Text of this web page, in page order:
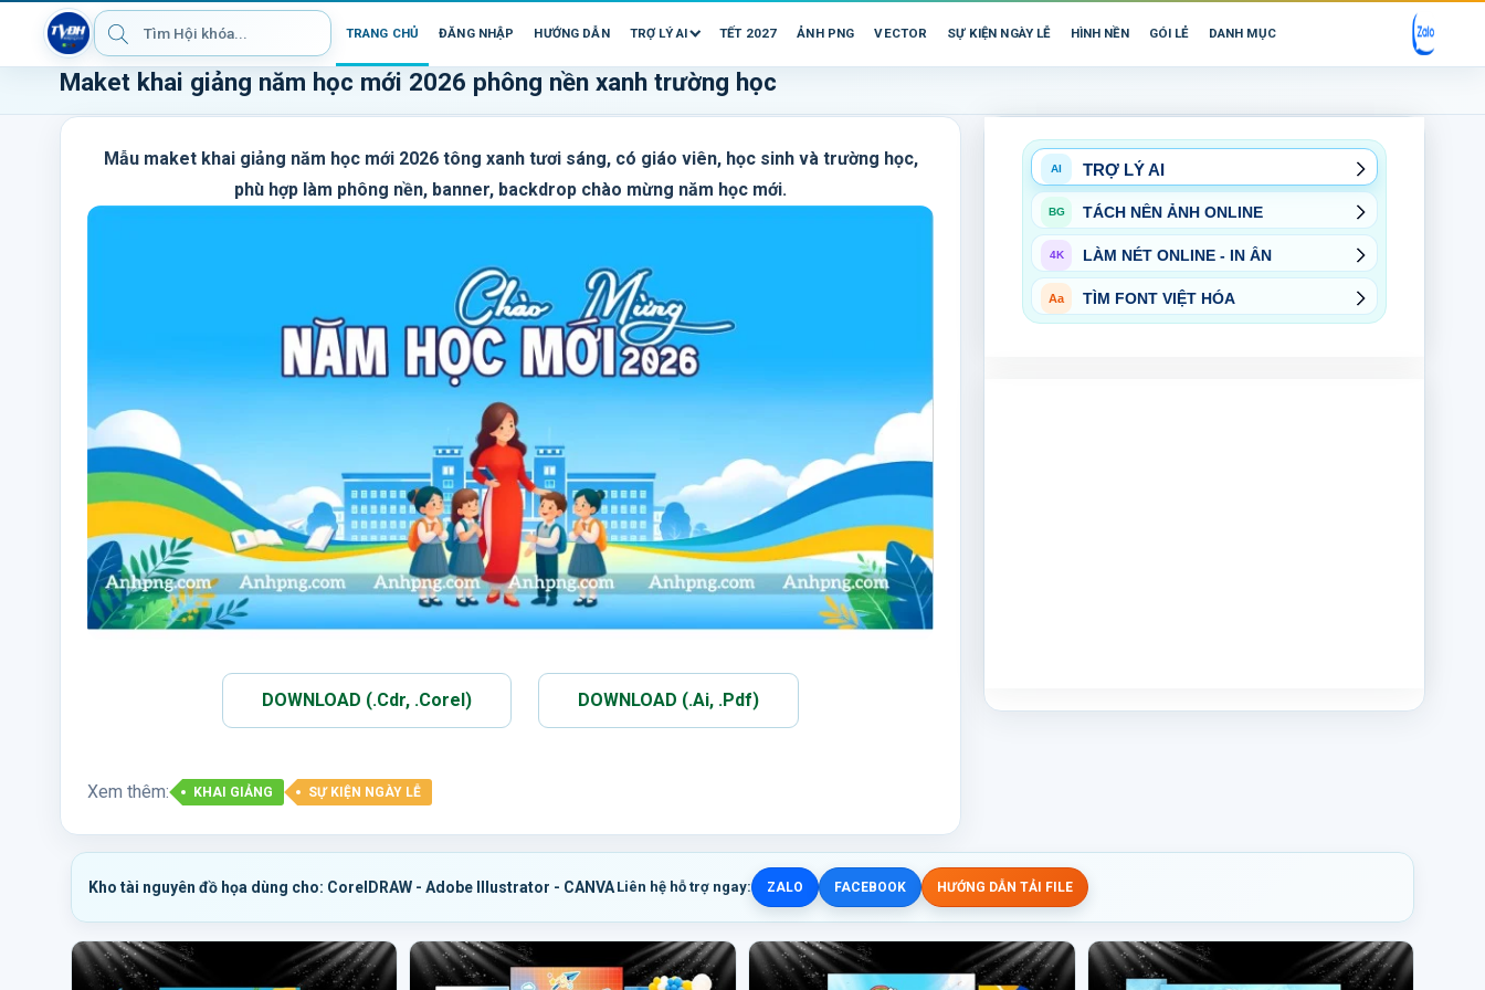
TRANG CHỦ ĐĂNG NHẬP HƯỚNG DẪN TRỢ LÝ AI TẾT 2027 ẢNH PNG VECTOR SỰ KIỆN NGÀY LỄ HÌNH NỀN GÓI LẺ DANH MỤC
Maket khai giảng năm học mới 2026 phông nền xanh trường học
Mẫu maket khai giảng năm học mới 2026 tông xanh tươi sáng, có giáo viên, học sinh và trường học,
phù hợp làm phông nền, banner, backdrop chào mừng năm học mới.
DOWNLOAD (.Cdr, .Corel) DOWNLOAD (.Ai, .Pdf)
Xem thêm: KHAI GIẢNG SỰ KIỆN NGÀY LỄ
AI TRỢ LÝ AI
BG TÁCH NỀN ẢNH ONLINE
4K LÀM NÉT ONLINE - IN ẤN
Aa TÌM FONT VIỆT HÓA
Kho tài nguyên đồ họa dùng cho: CorelDRAW - Adobe Illustrator - CANVA Liên hệ hỗ trợ ngay: ZALO FACEBOOK HƯỚNG DẪN TẢI FILE